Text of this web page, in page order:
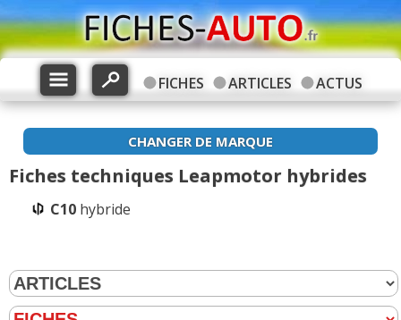
FICHES ARTICLES ACTUS
CHANGER DE MARQUE
Fiches techniques Leapmotor hybrides
C10 hybride